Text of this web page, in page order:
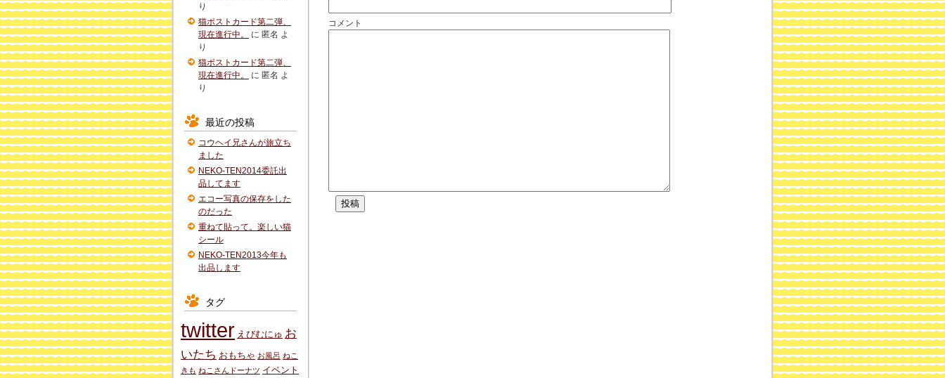
コメント
り
猫ポストカード第二弾、
現在進行中。
に 匿名 よ
り
猫ポストカード第二弾、
現在進行中。
に 匿名 よ
り
最近の投稿
コウヘイ兄さんが旅立ち
ました
NEKO-TEN2014委託出
品してます
エコー写真の保存をした
のだった
重ねて貼って。楽しい猫
シール
NEKO-TEN2013今年も
出品します
タグ
twitter えびむにゅ お
いたち おもちゃ お風呂 ねこ
きも ねこさんドーナツ イベント